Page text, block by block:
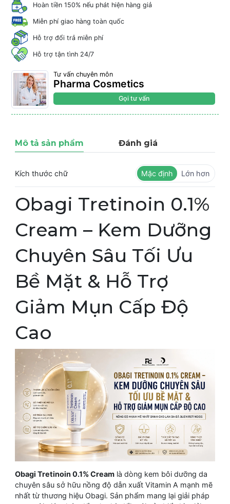
Hoàn tiền 150% nếu phát hiện hàng giả
Miễn phí giao hàng toàn quốc
Hỗ trợ đổi trả miễn phí
Hỗ trợ tận tình 24/7
Tư vấn chuyên môn
Pharma Cosmetics
Gọi tư vấn
Mô tả sản phẩm Đánh giá
Kích thước chữ Mặc định Lớn hơn
Obagi Tretinoin 0.1%
Cream – Kem Dưỡng
Chuyên Sâu Tối Ưu
Bề Mặt & Hỗ Trợ
Giảm Mụn Cấp Độ
Cao
Obagi Tretinoin 0.1% Cream là dòng kem bôi dưỡng da
chuyên sâu sở hữu nồng độ dẫn xuất Vitamin A mạnh mẽ
nhất từ thương hiệu Obagi. Sản phẩm mang lại giải pháp